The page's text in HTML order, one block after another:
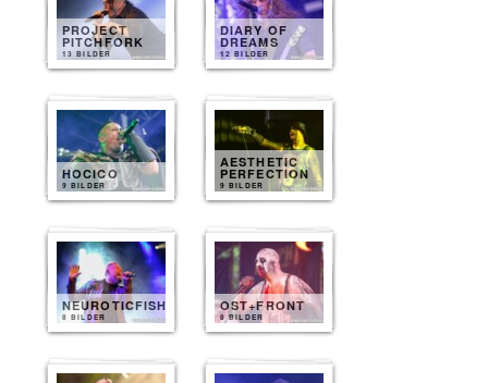
PROJECT
PITCHFORK
13 BILDER
DIARY OF
DREAMS
12 BILDER
HOCICO
9 BILDER
AESTHETIC
PERFECTION
9 BILDER
NEUROTICFISH
8 BILDER
OST+FRONT
8 BILDER